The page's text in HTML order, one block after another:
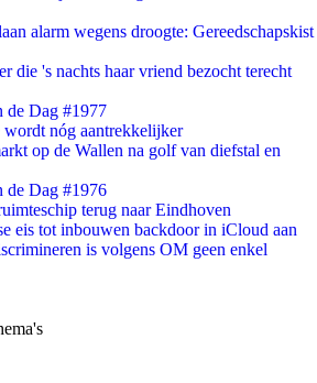
alarm wegens droogte: Gereedschapskist
die 's nachts haar vriend bezocht terecht
de Dag #1977
nóg aantrekkelijker
op de Wallen na golf van diefstal en
de Dag #1976
terug naar Eindhoven
eis tot inbouwen backdoor in iCloud aan
is volgens OM geen enkel